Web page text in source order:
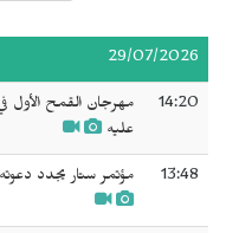
29/07/2026
14:20
مهرجان القمح الأول في
عليه
13:48 مؤتمر ستار يجدد